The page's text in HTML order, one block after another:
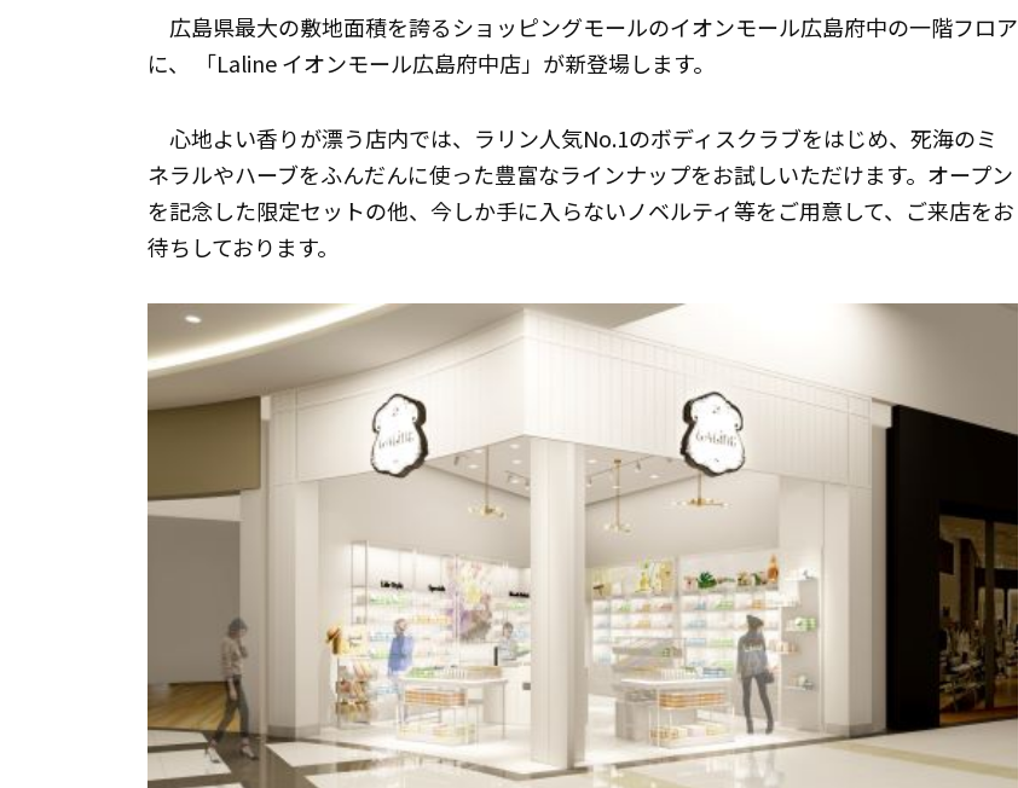
広島県最大の敷地面積を誇るショッピングモールのイオンモール広島府中の一階フロア
に、 「Laline イオンモール広島府中店」が新登場します。
心地よい香りが漂う店内では、ラリン人気No.1のボディスクラブをはじめ、死海のミ
ネラルやハーブをふんだんに使った豊富なラインナップをお試しいただけます。オープン
を記念した限定セットの他、今しか手に入らないノベルティ等をご用意して、ご来店をお
待ちしております。